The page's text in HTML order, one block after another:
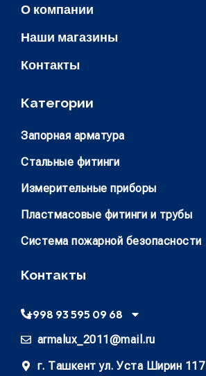
О компании
Наши магазины
Контакты
Категории
Запорная арматура
Стальные фитинги
Измерительные приборы
Пластмасовые фитинги и трубы
Система пожарной безопасности
Контакты
+998 93 595 09 68
armalux_2011@mail.ru
г. Ташкент ул. Уста Ширин 117